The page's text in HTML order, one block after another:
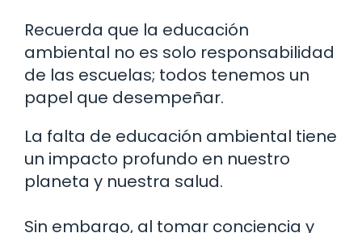
Recuerda que la educación
ambiental no es solo responsabilidad
de las escuelas; todos tenemos un
papel que desempeñar.
La falta de educación ambiental tiene
un impacto profundo en nuestro
planeta y nuestra salud.
Sin embargo, al tomar conciencia y